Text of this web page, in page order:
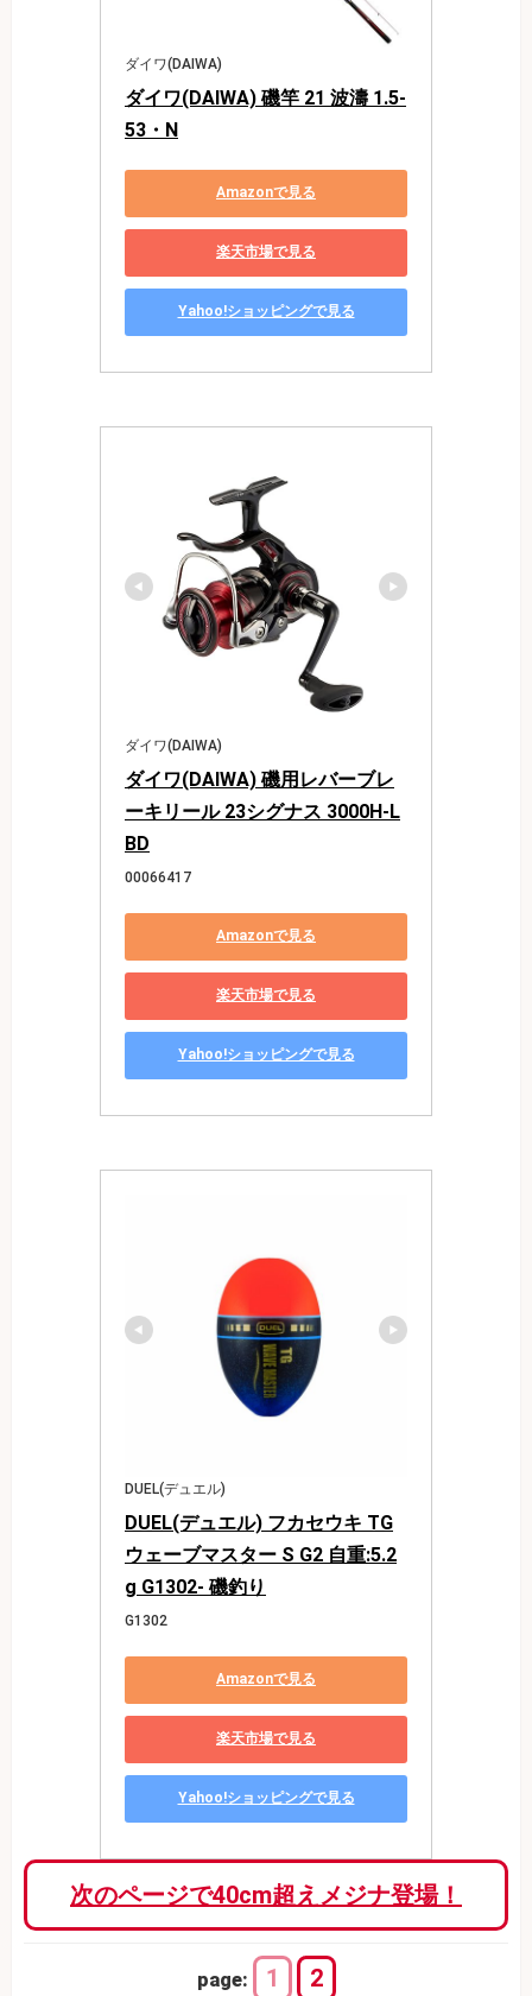
ダイワ(DAIWA)
ダイワ(DAIWA) 磯竿 21 波濤 1.5-
53・N
Amazonで見る
楽天市場で見る
Yahoo!ショッピングで見る
ダイワ(DAIWA)
ダイワ(DAIWA) 磯用レバーブレ
ーキリール 23シグナス 3000H-L
BD
00066417
Amazonで見る
楽天市場で見る
Yahoo!ショッピングで見る
DUEL(デュエル)
DUEL(デュエル) フカセウキ TG
ウェーブマスター S G2 自重:5.2
g G1302- 磯釣り
G1302
Amazonで見る
楽天市場で見る
Yahoo!ショッピングで見る
次のページで40cm超えメジナ登場！
page: 1 2